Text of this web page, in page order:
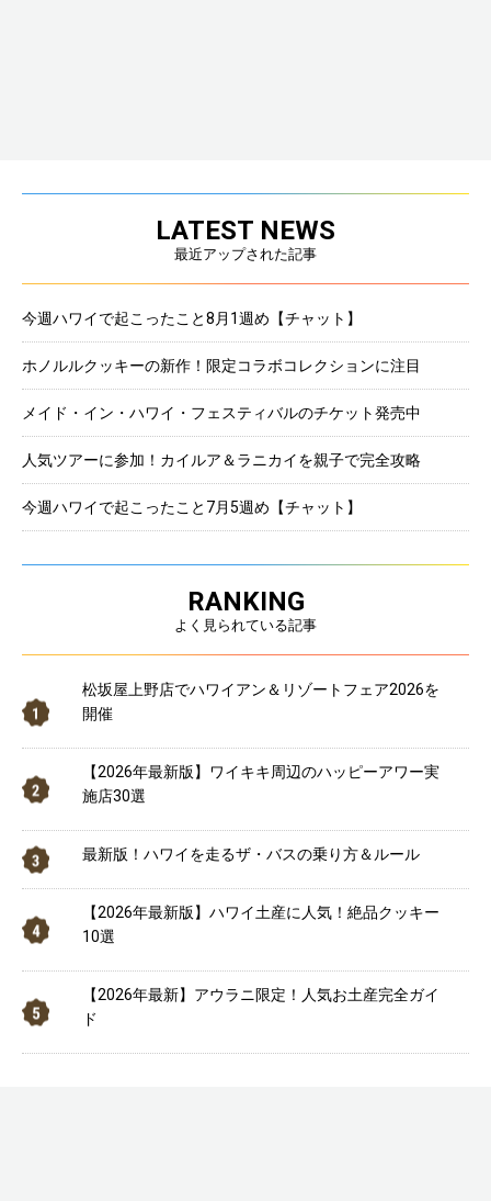
LATEST NEWS
最近アップされた記事
今週ハワイで起こったこと8月1週め【チャット】
ホノルルクッキーの新作！限定コラボコレクションに注目
メイド・イン・ハワイ・フェスティバルのチケット発売中
人気ツアーに参加！カイルア＆ラニカイを親子で完全攻略
今週ハワイで起こったこと7月5週め【チャット】
RANKING
よく見られている記事
松坂屋上野店でハワイアン＆リゾートフェア2026を
開催
【2026年最新版】ワイキキ周辺のハッピーアワー実
施店30選
最新版！ハワイを走るザ・バスの乗り方＆ルール
【2026年最新版】ハワイ土産に人気！絶品クッキー
10選
【2026年最新】アウラニ限定！人気お土産完全ガイ
ド